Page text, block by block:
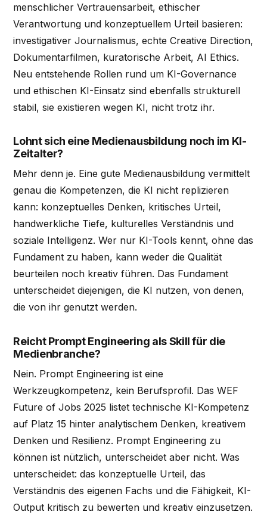
menschlicher Vertrauensarbeit, ethischer
Verantwortung und konzeptuellem Urteil basieren:
investigativer Journalismus, echte Creative Direction,
Dokumentarfilmen, kuratorische Arbeit, AI Ethics.
Neu entstehende Rollen rund um KI-Governance
und ethischen KI-Einsatz sind ebenfalls strukturell
stabil, sie existieren wegen KI, nicht trotz ihr.
Lohnt sich eine Medienausbildung noch im KI-
Zeitalter?
Mehr denn je. Eine gute Medienausbildung vermittelt
genau die Kompetenzen, die KI nicht replizieren
kann: konzeptuelles Denken, kritisches Urteil,
handwerkliche Tiefe, kulturelles Verständnis und
soziale Intelligenz. Wer nur KI-Tools kennt, ohne das
Fundament zu haben, kann weder die Qualität
beurteilen noch kreativ führen. Das Fundament
unterscheidet diejenigen, die KI nutzen, von denen,
die von ihr genutzt werden.
Reicht Prompt Engineering als Skill für die
Medienbranche?
Nein. Prompt Engineering ist eine
Werkzeugkompetenz, kein Berufsprofil. Das WEF
Future of Jobs 2025 listet technische KI-Kompetenz
auf Platz 15 hinter analytischem Denken, kreativem
Denken und Resilienz. Prompt Engineering zu
können ist nützlich, unterscheidet aber nicht. Was
unterscheidet: das konzeptuelle Urteil, das
Verständnis des eigenen Fachs und die Fähigkeit, KI-
Output kritisch zu bewerten und kreativ einzusetzen.